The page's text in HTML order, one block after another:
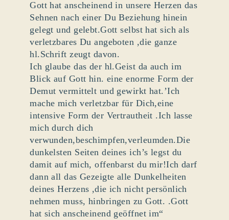
Gott hat anscheinend in unsere Herzen das
Sehnen nach einer Du Beziehung hinein
gelegt und gelebt.Gott selbst hat sich als
verletzbares Du angeboten ,die ganze
hl.Schrift zeugt davon.
Ich glaube das der hl.Geist da auch im
Blick auf Gott hin. eine enorme Form der
Demut vermittelt und gewirkt hat.’Ich
mache mich verletzbar für Dich,eine
intensive Form der Vertrautheit .Ich lasse
mich durch dich
verwunden,beschimpfen,verleumden.Die
dunkelsten Seiten deines ich’s legst du
damit auf mich, offenbarst du mir!Ich darf
dann all das Gezeigte alle Dunkelheiten
deines Herzens ,die ich nicht persönlich
nehmen muss, hinbringen zu Gott. .Gott
hat sich anscheinend geöffnet im“